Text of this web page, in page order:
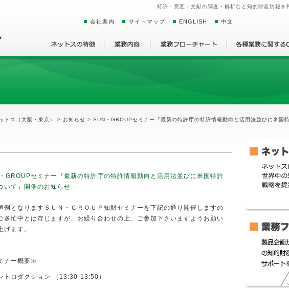
特許・意匠・文献の調査・解析など知的財産情報を
会社案内 サイトマップ ENGLISH 中文
トス（大阪・東京） > お知らせ > SUN・GROUPセミナー『最新の特許庁の特許情報動向と活用法並びに米国
GROUPセミナー『最新の特許庁の特許情報動向と活用法並びに米国特許
いて』開催のお知らせ
例となりますＳＵＮ・ＧＲＯＵＰ知財セミナーを下記の通り開催しますの
多忙中とは存じますが、お繰り合わせの上、ご参加下さいますようお願い
げます。
ナー概要≫
トロダクション （13:30-13:50）